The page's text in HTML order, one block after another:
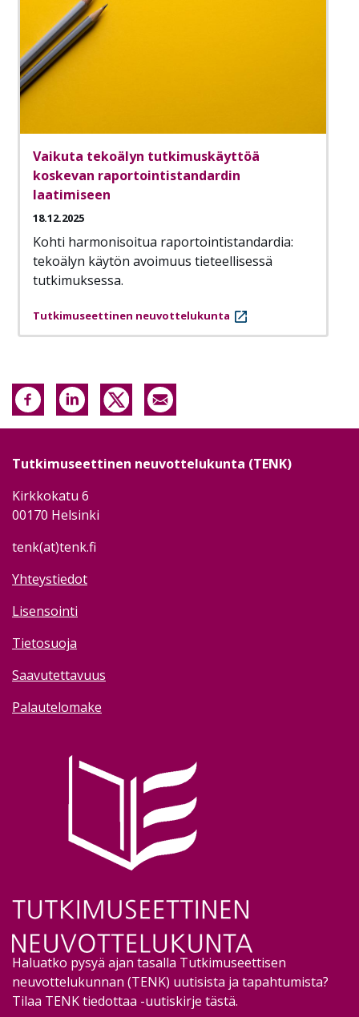
Vaikuta tekoälyn tutkimuskäyttöä
koskevan raportointistandardin
laatimiseen
18.12.2025
Kohti harmonisoitua raportointistandardia:
tekoälyn käytön avoimuus tieteellisessä
tutkimuksessa.
Tutkimuseettinen neuvottelukunta
Tutkimuseettinen neuvottelukunta (TENK)
Kirkkokatu 6
00170 Helsinki
tenk(at)tenk.fi
Yhteystiedot
Lisensointi
Tietosuoja
Saavutettavuus
Palautelomake
Haluatko pysyä ajan tasalla Tutkimuseettisen
neuvottelukunnan (TENK) uutisista ja tapahtumista?
Tilaa TENK tiedottaa -uutiskirje tästä.